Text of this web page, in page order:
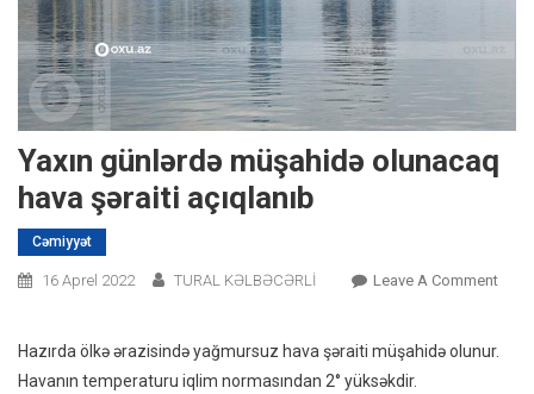
Yaxın günlərdə müşahidə olunacaq
hava şəraiti açıqlanıb
Cəmiyyət
16 Aprel 2022 TURAL KƏLBƏCƏRLİ Leave A CommentOn
Hazırda ölkə ərazisində yağmursuz hava şəraiti müşahidə olunur.
Havanın temperaturu iqlim normasından 2° yüksəkdir.